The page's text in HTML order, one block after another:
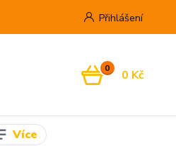
Přihlášení
0 0 Kč
Více